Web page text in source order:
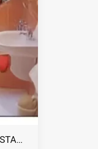
- 591004680